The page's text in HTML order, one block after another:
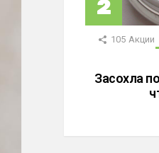
105 Акции
Засохла